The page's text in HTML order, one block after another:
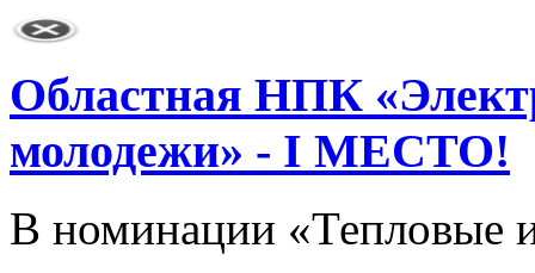
Областная НПК
молодежи» - I МЕСТО!
В номинации «Тепловые